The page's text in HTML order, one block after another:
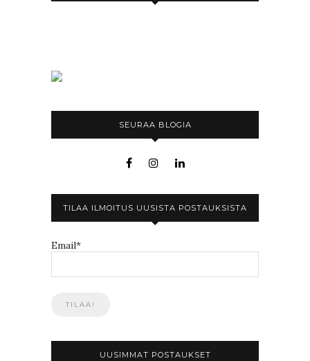
SEURAA BLOGIA
TILAA ILMOITUS UUSISTA POSTAUKSISTA
Email*
UUSIMMAT POSTAUKSET